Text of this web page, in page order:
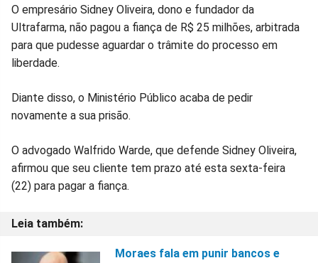
Compartilhar
no
Compartilhar
no
Compartilhar
no
Compartilhar
no
Compartilhar
no
no
O empresário Sidney Oliveira, dono e fundador da
Ultrafarma, não pagou a fiança de R$ 25 milhões, arbitrada
para que pudesse aguardar o trâmite do processo em
liberdade.
Diante disso, o Ministério Público acaba de pedir
novamente a sua prisão.
O advogado Walfrido Warde, que defende Sidney Oliveira,
afirmou que seu cliente tem prazo até esta sexta-feira
(22) para pagar a fiança.
Moraes fala em punir bancos e